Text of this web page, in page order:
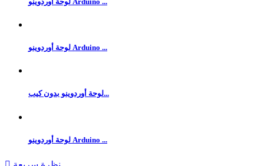
لوحة أوردوينو Arduino ...
لوحة أوردوينو بدون كيب...
لوحة أوردوينو Arduino ...